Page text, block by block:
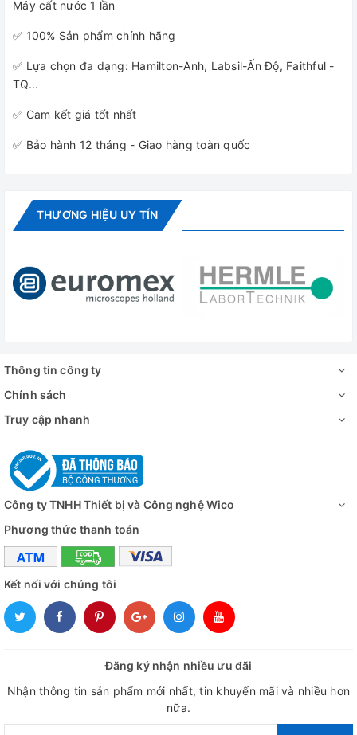
Máy cất nước 1 lần
✅ 100% Sản phẩm chính hãng
✅ Lựa chọn đa dạng: Hamilton-Anh, Labsil-Ấn Độ, Faithful -
TQ...
✅ Cam kết giá tốt nhất
✅ Bảo hành 12 tháng - Giao hàng toàn quốc
THƯƠNG HIỆU UY TÍN
Thông tin công ty
Chính sách
Truy cập nhanh
Công ty TNHH Thiết bị và Công nghệ Wico
Phương thức thanh toán
Kết nối với chúng tôi
Đăng ký nhận nhiều ưu đãi
Nhận thông tin sản phẩm mới nhất, tin khuyến mãi và nhiều hơn
nữa.